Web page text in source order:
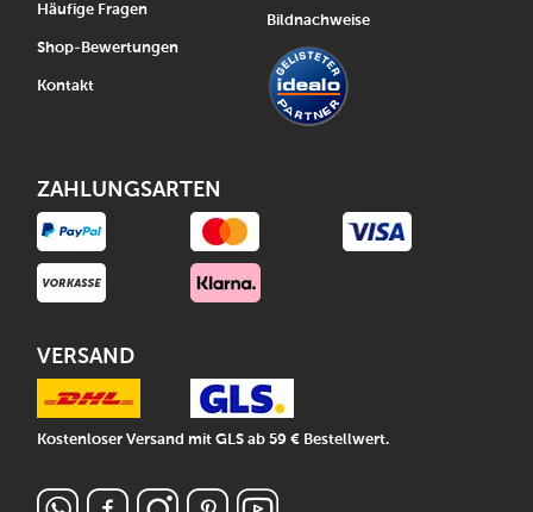
Häufige Fragen
Shop-Bewertungen
Kontakt
Bildnachweise
ZAHLUNGSARTEN
VERSAND
Kostenloser Versand mit GLS ab 59 € Bestellwert.